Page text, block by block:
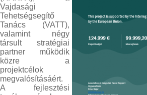
Vajdasági
Tehetségsegítő
Tanács (VATT),
valamint négy
társult stratégiai
partner működik
közre a
projektcélok
megvalósításáért.
A fejlesztési